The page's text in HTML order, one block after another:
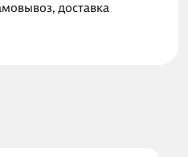
доставка